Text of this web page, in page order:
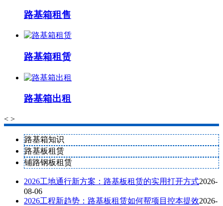
路基箱租售
路基箱租赁
路基箱出租
< >
路基箱知识
路基板租赁
铺路钢板租赁
2026工地通行新方案：路基板租赁的实用打开方式2026-
08-06
2026工程新趋势：路基板租赁如何帮项目控本提效2026-